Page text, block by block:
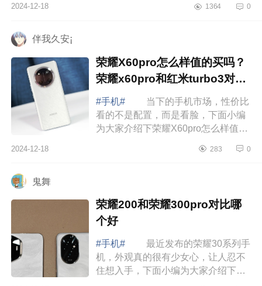
介绍下华为X6和三星W25哪个好？华
2024-12-18 1364 0
伴我久安¡
荣耀X60pro怎么样值的买吗？
荣耀x60pro和红米turbo3对比
哪个好
#手机#
当下的手机市场，性价比
看的不是配置，而是看脸，下面小编
为大家介绍下荣耀X60pro怎么样值的
哪个好 荣耀X60pro怎么样值的买
2024-12-18 283 0
鬼舞
荣耀200和荣耀300pro对比哪
个好
#手机#
最近发布的荣耀30系列手
机，外观真的很有少女心，让人忍不
住想入手，下面小编为大家介绍下荣